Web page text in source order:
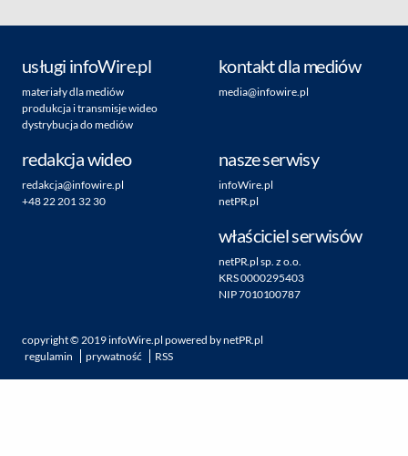
usługi infoWire.pl
materiały dla mediów
produkcja i transmisje wideo
dystrybucja do mediów
kontakt dla mediów
media@infowire.pl
redakcja wideo
redakcja@infowire.pl
+48 22 201 32 30
nasze serwisy
infoWire.pl
netPR.pl
właściciel serwisów
netPR.pl sp. z o.o.
KRS 0000295403
NIP 7010100787
copyright ©2019infoWire.pl powered bynetPR.pl
regulamin
prywatność RSS